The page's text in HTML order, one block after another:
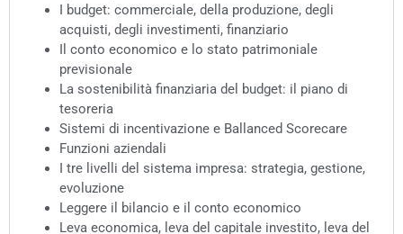
I budget: commerciale, della produzione, degli
acquisti, degli investimenti, finanziario
Il conto economico e lo stato patrimoniale
previsionale
La sostenibilità finanziaria del budget: il piano di
tesoreria
Sistemi di incentivazione e Ballanced Scorecare
Funzioni aziendali
I tre livelli del sistema impresa: strategia, gestione,
evoluzione
Leggere il bilancio e il conto economico
Leva economica, leva del capitale investito, leva del